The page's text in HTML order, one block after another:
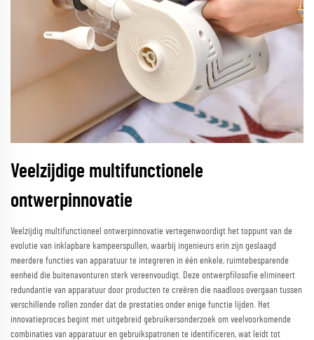
Veelzijdige multifunctionele
ontwerpinnovatie
Veelzijdig multifunctioneel ontwerpinnovatie vertegenwoordigt het toppunt van de
evolutie van inklapbare kampeerspullen, waarbij ingenieurs erin zijn geslaagd
meerdere functies van apparatuur te integreren in één enkele, ruimtebesparende
eenheid die buitenavonturen sterk vereenvoudigt. Deze ontwerpfilosofie elimineert
redundantie van apparatuur door producten te creëren die naadloos overgaan tussen
verschillende rollen zonder dat de prestaties onder enige functie lijden. Het
innovatieproces begint met uitgebreid gebruikersonderzoek om veelvoorkomende
combinaties van apparatuur en gebruikspatronen te identificeren, wat leidt tot